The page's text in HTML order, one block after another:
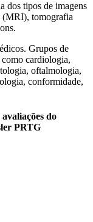
dos tipos de imagens
(MRI), tomografia
Grupos de
como cardiologia,
oftalmologia,
conformidade,
do
PRTG